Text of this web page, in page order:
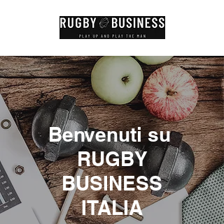
Benvenuti su
RUGBY
BUSINESS
ITALIA